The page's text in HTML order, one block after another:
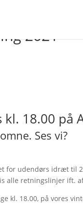
2021
18.00 på
Ses vi?
for udendørs idræt til
alle retningslinjer ift.
kl. 18.00, på vores